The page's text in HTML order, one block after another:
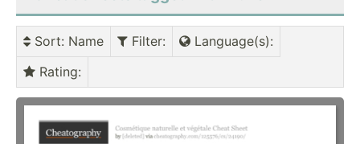
Sort: Name Filter: Language(s):
Rating: